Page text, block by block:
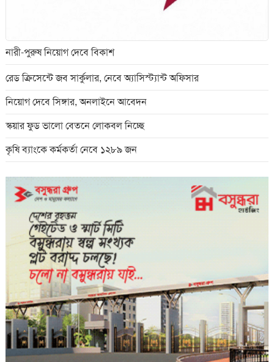
নারী-পুরুষ নিয়োগ দেবে বিকাশ
রেড ক্রিসেন্টে জব সার্কুলার, নেবে অ্যাসিস্ট্যান্ট অফিসার
নিয়োগ দেবে সিঙ্গার, অনলাইনে আবেদন
স্কয়ার ফুড ভালো বেতনে লোকবল নিচ্ছে
কৃষি ব্যাংকে কর্মকর্তা নেবে ১২৮৯ জন